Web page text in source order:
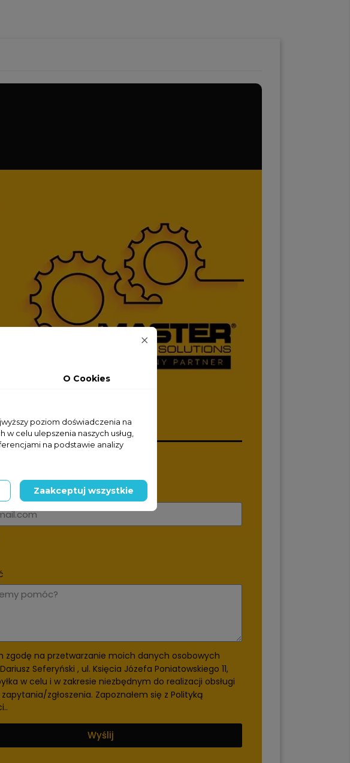
zgodę na przetwarzanie moich danych osobowych
Seferyński , ul. Księcia Józefa Poniatowskiego 11,
w celu i w zakresie niezbędnym do realizacji obsługi
zgłoszenia. Zapoznałem się z Polityką
.
Wyślij
O Cookies
poziom doświadczenia na
celu ulepszenia naszych usług,
na podstawie analizy
Zaakceptuj wszystkie